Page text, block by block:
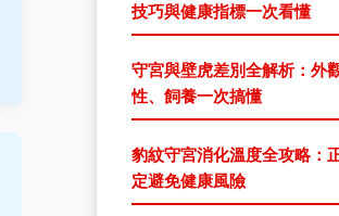
技巧與健康指標一次看懂
守宮與壁虎差別全解析：外
性、飼養一次搞懂
豹紋守宮消化溫度全攻略：
定避免健康風險